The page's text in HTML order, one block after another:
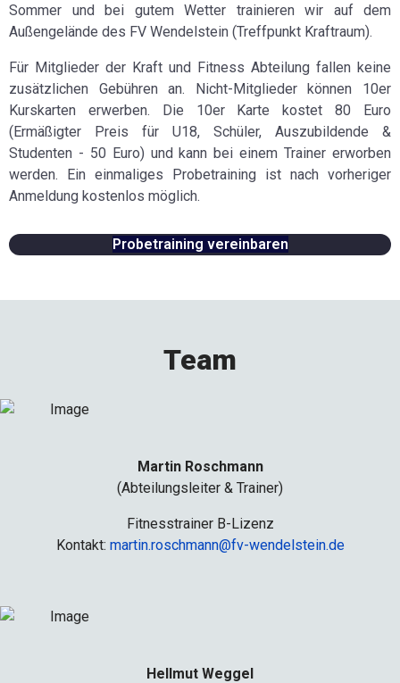
Sommer und bei gutem Wetter trainieren wir auf dem
Außengelände des FV Wendelstein (Treffpunkt Kraftraum).
Für Mitglieder der Kraft und Fitness Abteilung fallen keine
zusätzlichen Gebühren an. Nicht-Mitglieder können 10er
Kurskarten erwerben. Die 10er Karte kostet 80 Euro
(Ermäßigter Preis für U18, Schüler, Auszubildende &
Studenten - 50 Euro) und kann bei einem Trainer erworben
werden. Ein einmaliges Probetraining ist nach vorheriger
Anmeldung kostenlos möglich.
Probetraining vereinbaren
Team
Martin Roschmann
(Abteilungsleiter & Trainer)
Fitnesstrainer B-Lizenz
Kontakt: martin.roschmann@fv-wendelstein.de
Hellmut Weggel